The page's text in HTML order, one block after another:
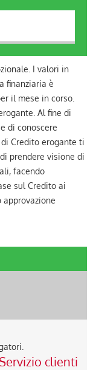
*
per finalità di
I valori in
finanziaria è
il mese in corso.
Al fine di
di conoscere
Credito erogante ti
prendere visione di
facendo
sul Credito ai
Servizio clienti